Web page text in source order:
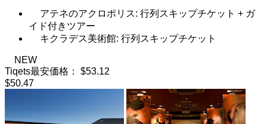
アテネのアクロポリス: 行列スキップチケット + ガ
イド付きツアー
キクラデス美術館: 行列スキップチケット
NEW
Tiqets最安価格：
$53.12
$50.47